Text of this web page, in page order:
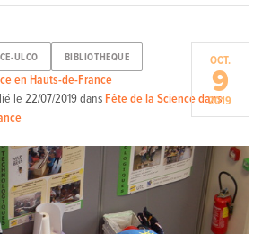
ULCO BIBLIOTHEQUE
en Hauts-de-France
le22/07/2019dans Fête de la Science dans
OCT.
9
2019